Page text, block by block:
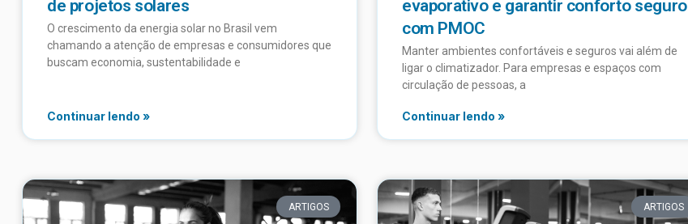
de projetos solares
O crescimento da energia solar no Brasil vem
chamando a atenção de empresas e consumidores que
buscam economia, sustentabilidade e
Continuar lendo »
evaporativo e garantir conforto seguro
com PMOC
Manter ambientes confortáveis e seguros vai além de
ligar o climatizador. Para empresas e espaços com
circulação de pessoas, a
Continuar lendo »
ARTIGOS ARTIGOS